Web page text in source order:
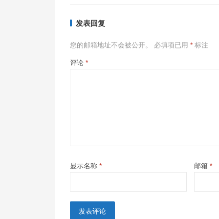
发表回复
您的邮箱地址不会被公开。 必填项已用 * 标注
评论 *
显示名称 * 邮箱 *